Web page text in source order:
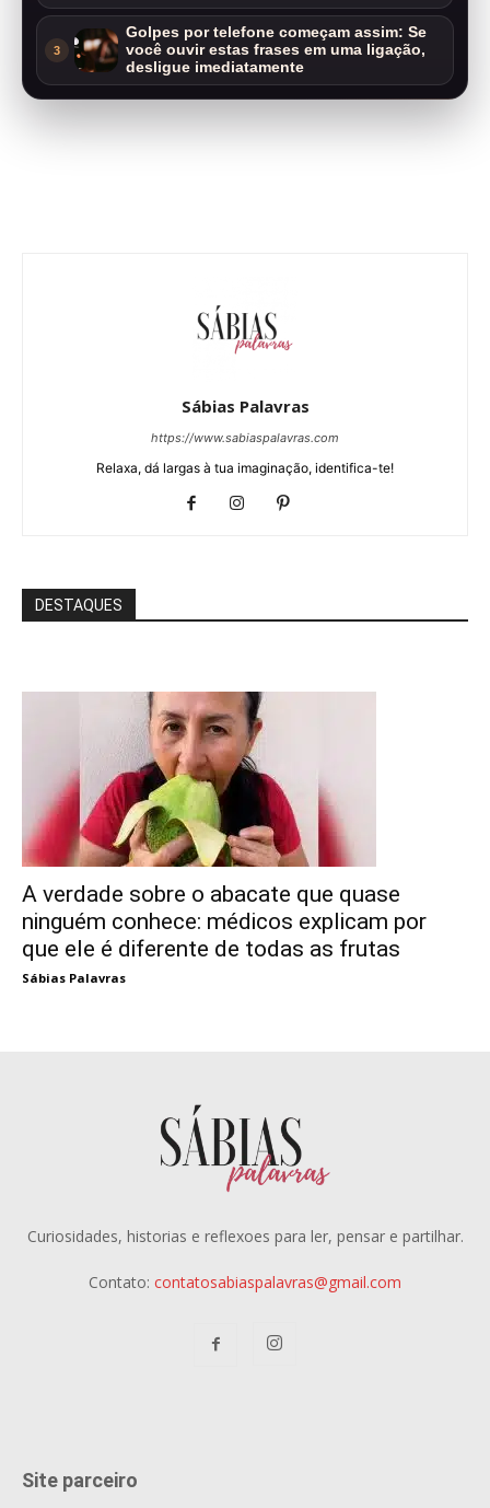
3
Golpes por telefone começam assim: Se
você ouvir estas frases em uma ligação,
desligue imediatamente
Sábias Palavras
https://www.sabiaspalavras.com
Relaxa, dá largas à tua imaginação, identifica-te!
DESTAQUES
A verdade sobre o abacate que quase
ninguém conhece: médicos explicam por
que ele é diferente de todas as frutas
Sábias Palavras
Curiosidades, historias e reflexoes para ler, pensar e partilhar.
Contato: contatosabiaspalavras@gmail.com
Site parceiro